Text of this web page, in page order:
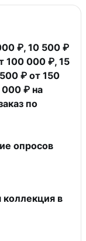
₽, 10 500 ₽
100 000 ₽, 15
₽ от 150
₽ на
по
опросов
коллекция в